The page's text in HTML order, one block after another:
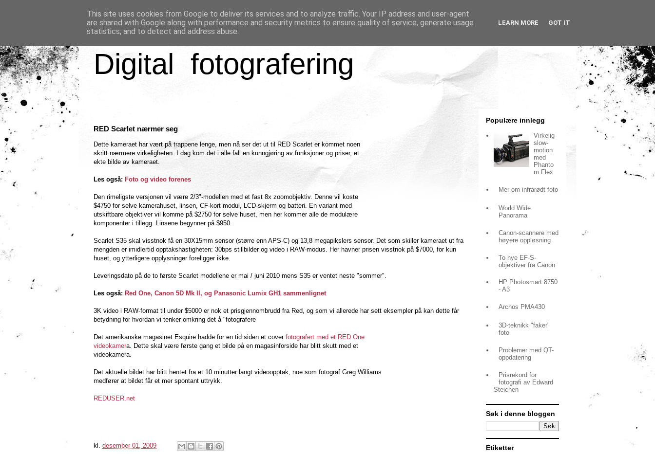
Digital fotografering
RED Scarlet nærmer seg
Dette kameraet har vært på trappene lenge, men nå ser det ut til RED Scarlet er kommet noen
skritt nærmere virkeligheten. I dag kom det i alle fall en kunngjøring av funksjoner og priser, et
ekte bilde av kameraet.
Les også: Foto og video forenes
Den rimeligste versjonen vil være 2/3"-modellen med et fast 8x zoomobjektiv. Denne vil koste
$4750 for selve kamerahuset, linsen, CF-kort modul, LCD-skjerm og batteri. En variant med
utskiftbare objektiver vil komme på $2750 for selve huset, men her kommer alle de modulære
komponenter i tillegg. Linsene begynner på $950.
Scarlet S35 skal visstnok få en 30X15mm sensor (større enn APS-C) og 13,8 megapikslers sensor. Det som skiller kameraet ut fra
mengden er imidlertid opptakshastigheten: 30bps stillbilder og video i RAW-modus. Her havner prisen visstnok på $7000, for kun
huset, og ytterligere opplysninger foreligger ikke.
Leveringsdato på de to første Scarlet modellene er mai / juni 2010 mens S35 er ventet neste "sommer".
Les også: Red One, Canon 5D Mk II, og Panasonic Lumix GH1 sammenlignet
3K video i RAW-format til under $5000 er nok et prisgjennombrudd fra Red, og som vi allerede har sett eksempler på kan dette får
betydning for hvordan vi tenker omkring det å "fotografere
Det amerikanske magasinet Esquire hadde for en tid siden et cover fotografert med et RED One
videokamera. Dette skal være første gang et bilde på en magasinforside har blitt skutt med et
videokamera.
Det aktuelle bildet har blitt hentet fra et 10 minutter langt videoopptak, noe som fotograf Greg Williams
medfører at bildet får et mer spontant uttrykk.
REDUSER.net
kl. desember 01, 2009
Populære innlegg
Virkelig
slow-
motion
med
Phanto
m Flex
Mer om infrarødt foto
World Wide
Panorama
Canon-scannere med
høyere oppløsning
To nye EF-S-
objektiver fra Canon
HP Photosmart 8750
- A3
Archos PMA430
3D-teknikk "faker"
foto
Problemer med QT-
oppdatering
Prisrekord for
fotografi av Edward
Steichen
Søk i denne bloggen
Etiketter
This site uses cookies from Google to deliver its services and to analyze traffic. Your IP address and user-agent
are shared with Google along with performance and security metrics to ensure quality of service, generate usage
statistics, and to detect and address abuse.
LEARN MORE GOT IT